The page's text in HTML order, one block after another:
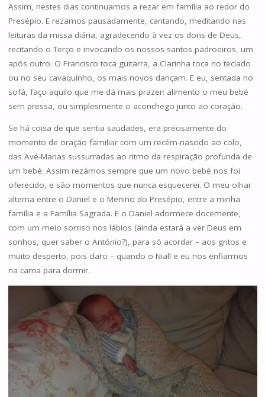
Assim, nestes dias continuamos a rezar em família ao redor do
Presépio. E rezamos pausadamente, cantando, meditando nas
leituras da missa diária, agradecendo à vez os dons de Deus,
recitando o Terço e invocando os nossos santos padroeiros, um
após outro. O Francisco toca guitarra, a Clarinha toca no teclado
ou no seu cavaquinho, os mais novos dançam. E eu, sentada no
sofá, faço aquilo que me dá mais prazer: alimento o meu bebé
sem pressa, ou simplesmente o aconchego junto ao coração.
Se há coisa de que sentia saudades, era precisamente do
momento de oração familiar com um recém-nascido ao colo,
das Avé-Marias sussurradas ao ritmo da respiração profunda de
um bebé. Assim rezámos sempre que um novo bebé nos foi
oferecido, e são momentos que nunca esquecerei. O meu olhar
alterna entre o Daniel e o Menino do Presépio, entre a minha
família e a Família Sagrada. E o Daniel adormece docemente,
com um meio sorriso nos lábios (ainda estará a ver Deus em
sonhos, quer saber o António?), para só acordar – aos gritos e
muito desperto, pois claro – quando o Niall e eu nos enfiarmos
na cama para dormir.